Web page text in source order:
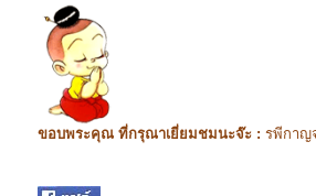
ขอบพระคุณ ที่กรุณาเยี่ยมชมนะจ๊ะ : รพีกาญ